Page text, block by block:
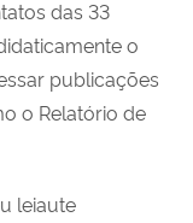
das 33
o
publicações
o Relatório de
leiaute